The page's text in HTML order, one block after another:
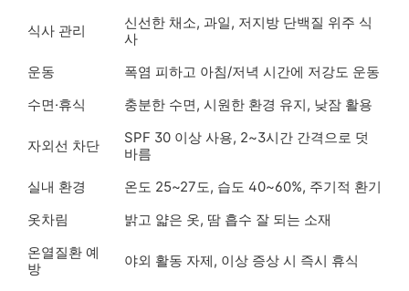
식사 관리
신선한 채소, 과일, 저지방 단백질 위주 식
사
운동
폭염 피하고 아침/저녁 시간에 저강도 운동
수면·휴식
충분한 수면, 시원한 환경 유지, 낮잠 활용
자외선 차단
SPF 30 이상 사용, 2~3시간 간격으로 덧
바름
실내 환경
온도 25~27도, 습도 40~60%, 주기적 환기
옷차림
밝고 얇은 옷, 땀 흡수 잘 되는 소재
온열질환 예
방
야외 활동 자제, 이상 증상 시 즉시 휴식